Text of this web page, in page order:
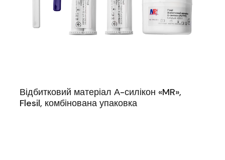
Відбитковий матеріал А-силікон «MR»,
Flesil, комбінована упаковка